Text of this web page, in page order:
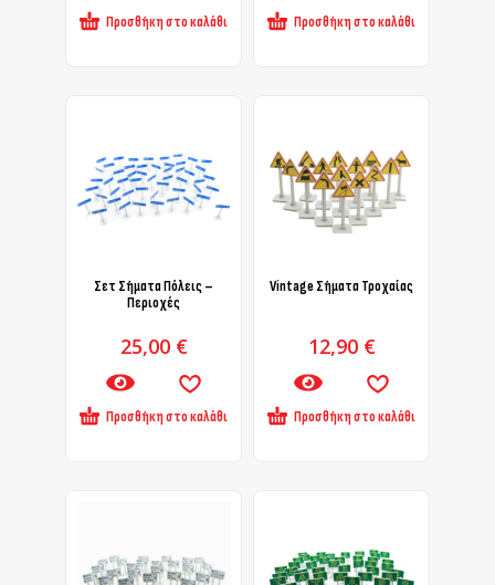
Προσθήκη στο καλάθι Προσθήκη στο καλάθι
Σετ Σήματα Πόλεις –
Περιοχές
25,00 €
Προσθήκη στο καλάθι
Vintage Σήματα Τροχαίας
12,90 €
Προσθήκη στο καλάθι